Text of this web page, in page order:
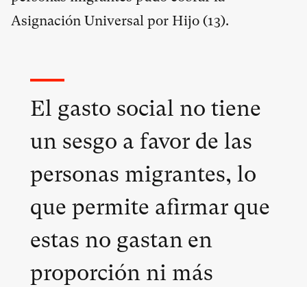
Asignación Universal por Hijo (13).
El gasto social no tiene
un sesgo a favor de las
personas migrantes, lo
que permite afirmar que
estas no gastan en
proporción ni más